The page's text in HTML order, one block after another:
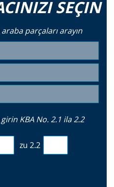
SEÇIN
parçaları arayın
KBA No. 2.1 ila 2.2
zu 2.2